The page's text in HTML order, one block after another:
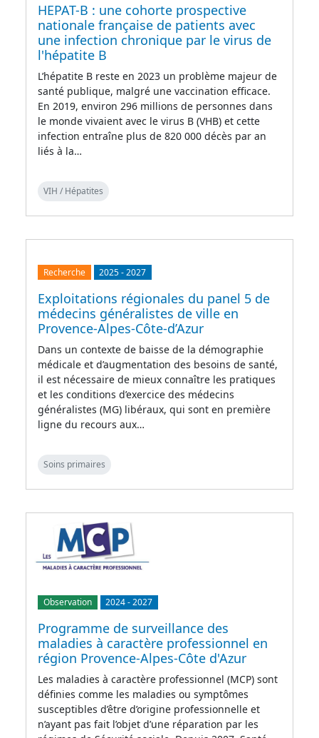
HEPAT-B : une cohorte prospective
nationale française de patients avec
une infection chronique par le virus de
l'hépatite B
L’hépatite B reste en 2023 un problème majeur de
santé publique, malgré une vaccination efficace.
En 2019, environ 296 millions de personnes dans
le monde vivaient avec le virus B (VHB) et cette
infection entraîne plus de 820 000 décès par an
liés à la…
VIH / Hépatites
Recherche 2025-2027
Exploitations régionales du panel 5 de
médecins généralistes de ville en
Provence-Alpes-Côte-d’Azur
Dans un contexte de baisse de la démographie
médicale et d’augmentation des besoins de santé,
il est nécessaire de mieux connaître les pratiques
et les conditions d’exercice des médecins
généralistes (MG) libéraux, qui sont en première
ligne du recours aux…
Soins primaires
Observation 2024-2027
Programme de surveillance des
maladies à caractère professionnel en
région Provence-Alpes-Côte d'Azur
Les maladies à caractère professionnel (MCP) sont
définies comme les maladies ou symptômes
susceptibles d’être d’origine professionnelle et
n’ayant pas fait l’objet d’une réparation par les